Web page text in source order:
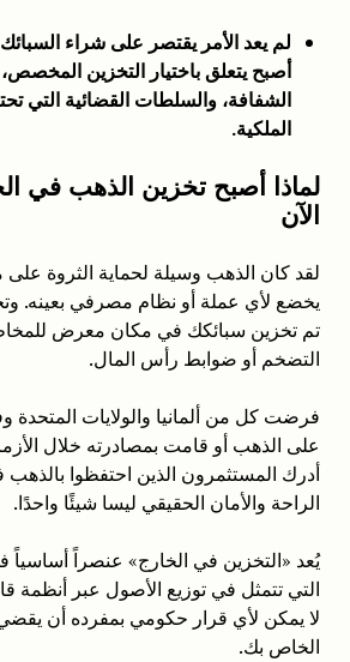
لم يعد الأمر يقتصر على شراء
أصبح يتعلق باختيار التخزين المخصص،
الشفافة، والسلطات القضائية التي
الملكية.
لماذا أصبح تخزين الذهب في
الآن
لقد كان الذهب وسيلة لحماية الثروة على
يخضع لأي عملة أو نظام مصرفي بعينه.
تم تخزين سبائكك في مكان معرض
التضخم أو ضوابط رأس المال.
فرضت كل من ألمانيا والولايات المتحدة
على الذهب أو قامت بمصادرته خلال
أدرك المستثمرون الذين احتفظوا
الراحة والأمان الحقيقي ليسا شيئًا واحدًا.
يُعد «التخزين في الخارج» عنصراً أساسياً
التي تتمثل في توزيع الأصول عبر أنظمة
لا يمكن لأي قرار حكومي بمفرده أن
الخاص بك.